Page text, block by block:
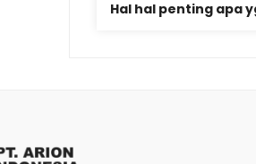
Hal hal penting apa